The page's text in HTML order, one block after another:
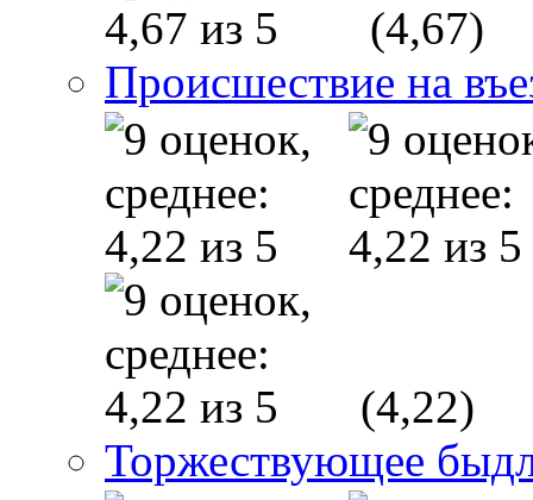
(4,67)
Происшествие на
(4,22)
Торжествующее